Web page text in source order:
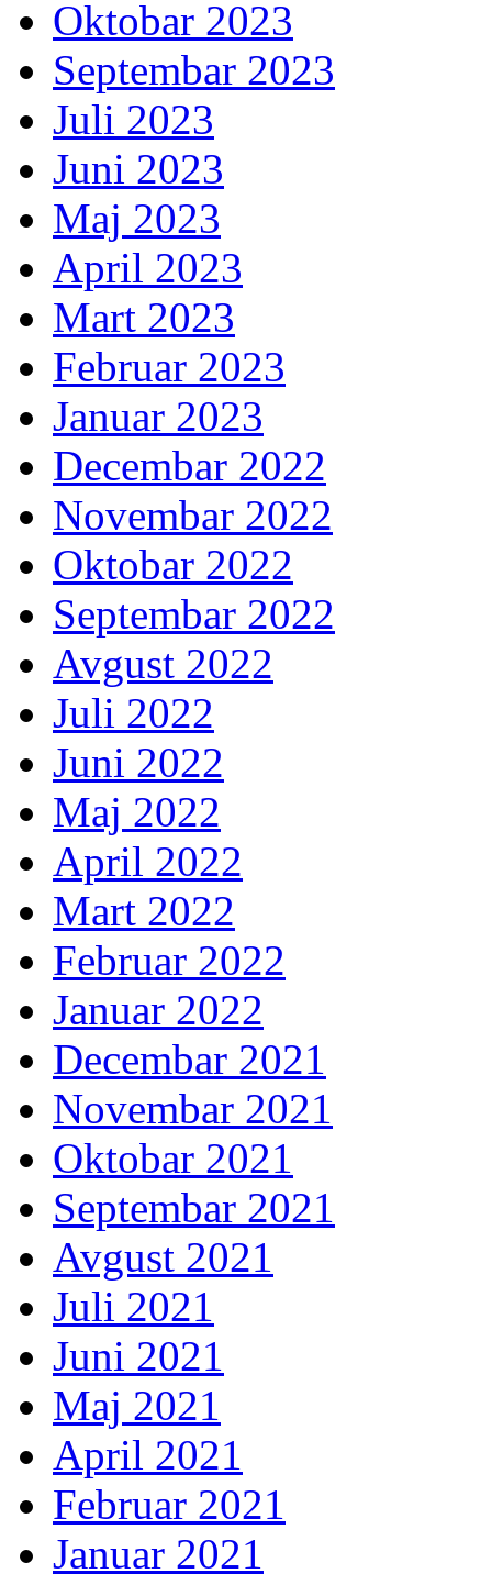
Oktobar 2023
Septembar 2023
Juli 2023
Juni 2023
Maj 2023
April 2023
Mart 2023
Februar 2023
Januar 2023
Decembar 2022
Novembar 2022
Oktobar 2022
Septembar 2022
Avgust 2022
Juli 2022
Juni 2022
Maj 2022
April 2022
Mart 2022
Februar 2022
Januar 2022
Decembar 2021
Novembar 2021
Oktobar 2021
Septembar 2021
Avgust 2021
Juli 2021
Juni 2021
Maj 2021
April 2021
Februar 2021
Januar 2021